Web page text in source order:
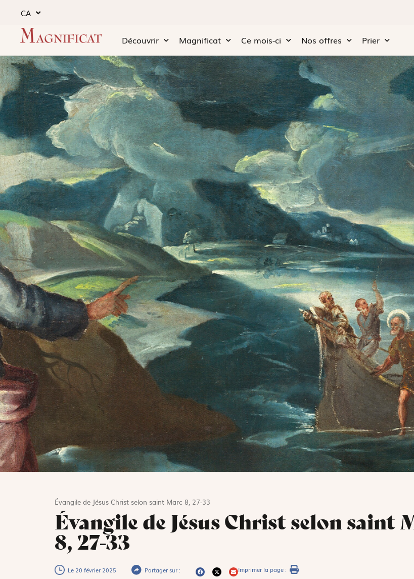
CA
Découvrir Magnificat Ce mois-ci Nos offres Prier
Évangile de Jésus Christ selon saint Marc 8, 27-33
Évangile de Jésus Christ selon saint
8, 27-33
Le 20 février 2025 Partager sur : Imprimer la page :